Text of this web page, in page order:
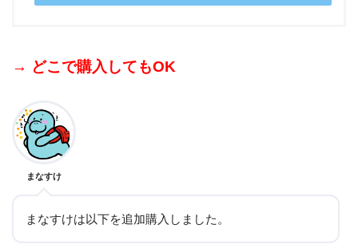
→ どこで購入してもOK
まなすけ
まなすけは以下を追加購入しました。